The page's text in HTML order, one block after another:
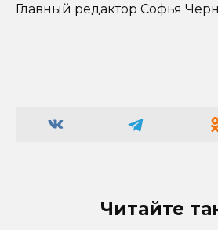
Главный редактор Софья
Читайте